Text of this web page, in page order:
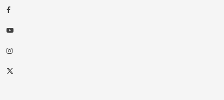
Facebook
Youtube
Instagram
Twitter